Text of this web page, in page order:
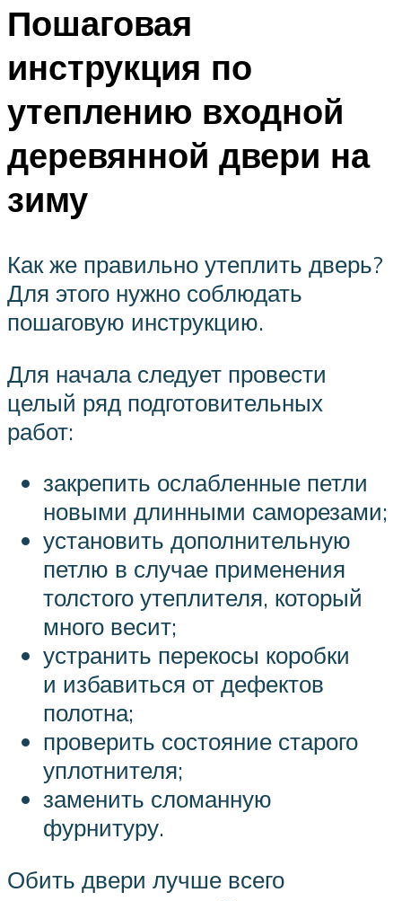
Пошаговая
инструкция по
утеплению входной
деревянной двери на
зиму
Как же правильно утеплить дверь?
Для этого нужно соблюдать
пошаговую инструкцию.
Для начала следует провести
целый ряд подготовительных
работ:
закрепить ослабленные петли
новыми длинными саморезами;
установить дополнительную
петлю в случае применения
толстого утеплителя, который
много весит;
устранить перекосы коробки
и избавиться от дефектов
полотна;
проверить состояние старого
уплотнителя;
заменить сломанную
фурнитуру.
Обить двери лучше всего